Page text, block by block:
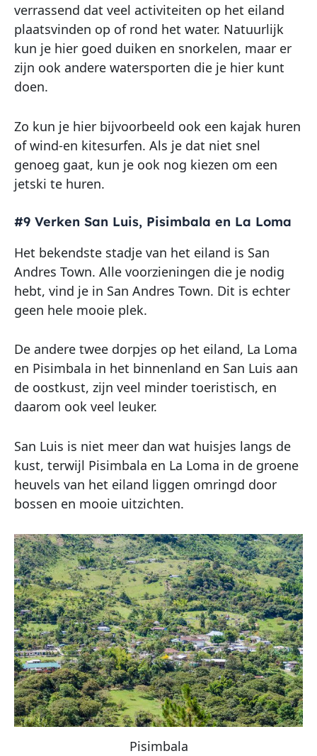
verrassend dat veel activiteiten op het eiland
plaatsvinden op of rond het water. Natuurlijk
kun je hier goed duiken en snorkelen, maar er
zijn ook andere watersporten die je hier kunt
doen.
Zo kun je hier bijvoorbeeld ook een kajak huren
of wind-en kitesurfen. Als je dat niet snel
genoeg gaat, kun je ook nog kiezen om een
jetski te huren.
#9 Verken San Luis, Pisimbala en La Loma
Het bekendste stadje van het eiland is San
Andres Town. Alle voorzieningen die je nodig
hebt, vind je in San Andres Town. Dit is echter
geen hele mooie plek.
De andere twee dorpjes op het eiland, La Loma
en Pisimbala in het binnenland en San Luis aan
de oostkust, zijn veel minder toeristisch, en
daarom ook veel leuker.
San Luis is niet meer dan wat huisjes langs de
kust, terwijl Pisimbala en La Loma in de groene
heuvels van het eiland liggen omringd door
bossen en mooie uitzichten.
Pisimbala